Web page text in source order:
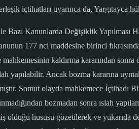
içtihatları uyarınca da, Yargıtayca
Kanunlarda Değişiklik Yapılması
177 nci maddesine birinci
mahkemesinin kaldırma kararından
yapılabilir. Ancak bozma kararına
Somut olayda mahkemece
bozmadan sonra ıslah
olduğu hususu gözetilerek ve